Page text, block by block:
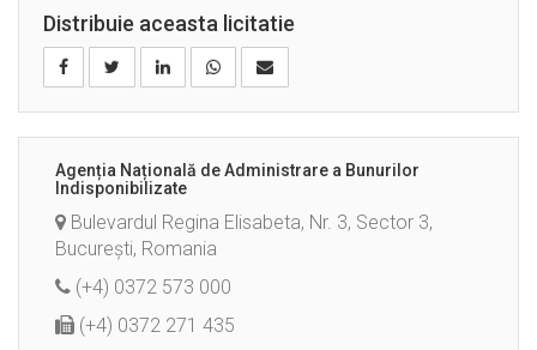
Distribuie aceasta licitatie
Agenția Națională de Administrare a Bunurilor
Indisponibilizate
Bulevardul Regina Elisabeta, Nr. 3, Sector 3,
București, Romania
(+4) 0372 573 000
(+4) 0372 271 435